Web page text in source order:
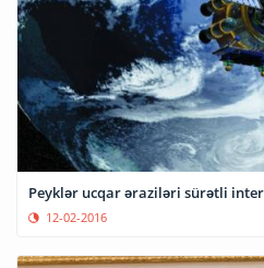
Peyklər ucqar əraziləri sürətli
12-02-2016